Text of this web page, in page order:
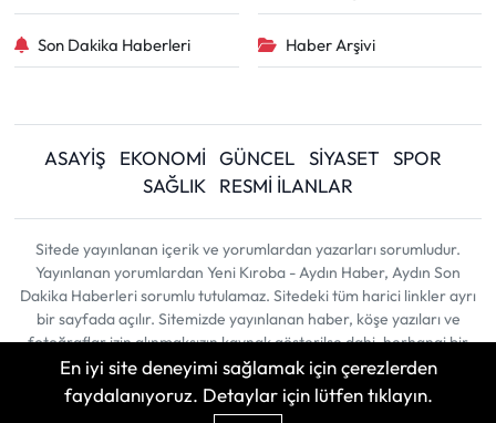
Son Dakika Haberleri Haber Arşivi
ASAYİŞ EKONOMİ GÜNCEL SİYASET
SPOR
SAĞLIK
RESMİ İLANLAR
Sitede yayınlanan içerik ve yorumlardan yazarları sorumludur.
Yayınlanan yorumlardan Yeni Kıroba - Aydın Haber, Aydın Son
Dakika Haberleri sorumlu tutulamaz. Sitedeki tüm harici linkler ayrı
bir sayfada açılır. Sitemizde yayınlanan haber, köşe yazıları ve
fotoğraflar izin alınmaksızın kaynak gösterilse dahi, herhangi bir
ortamda kullanılamaz ve yayınlanamaz
En iyi site deneyimi sağlamak için çerezlerden
faydalanıyoruz. Detaylar için lütfen tıklayın.